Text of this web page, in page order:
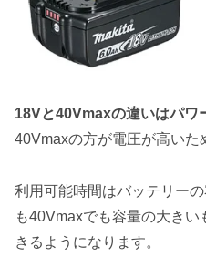
18Vと40Vmaxの違いはパワ
40Vmaxの方が電圧が高いた
利用可能時間はバッテリー
も40Vmaxでも容量の大き
きるようになります。